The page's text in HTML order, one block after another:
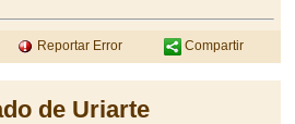
Reportar Error Compartir
de Uriarte